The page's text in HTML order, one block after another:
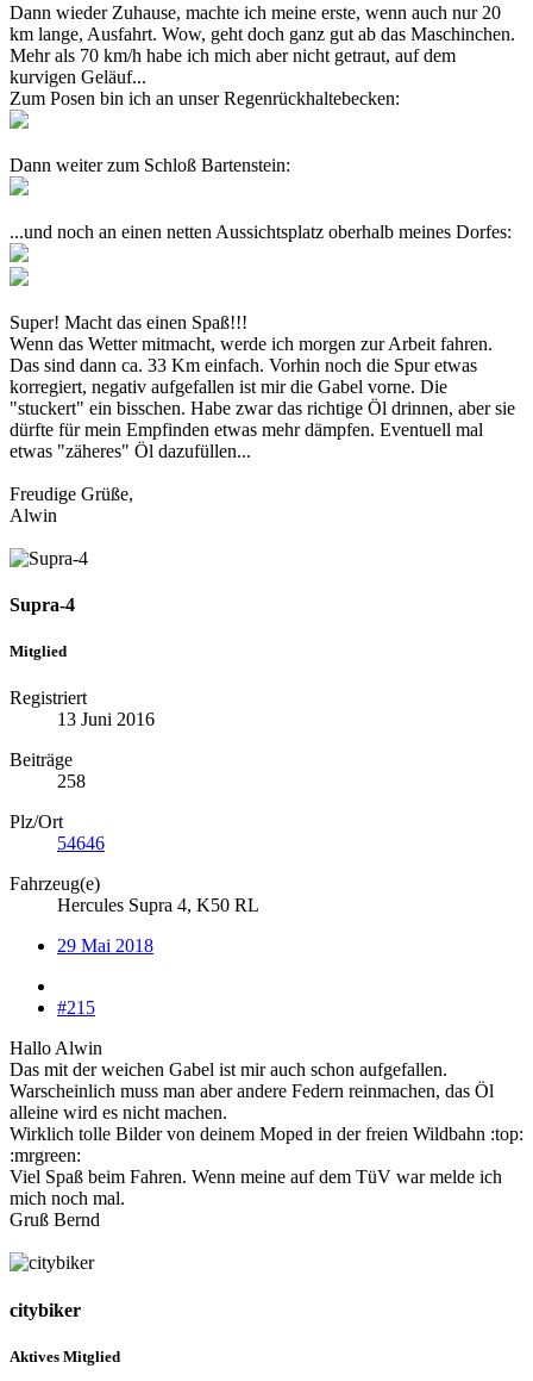
Dann wieder Zuhause, machte ich meine erste, wenn auch nur 20
km lange, Ausfahrt. Wow, geht doch ganz gut ab das Maschinchen.
Mehr als 70 km/h habe ich mich aber nicht getraut, auf dem
kurvigen Geläuf...
Zum Posen bin ich an unser Regenrückhaltebecken:
Dann weiter zum Schloß Bartenstein:
...und noch an einen netten Aussichtsplatz oberhalb meines Dorfes:
Super! Macht das einen Spaß!!!
Wenn das Wetter mitmacht, werde ich morgen zur Arbeit fahren.
Das sind dann ca. 33 Km einfach. Vorhin noch die Spur etwas
korregiert, negativ aufgefallen ist mir die Gabel vorne. Die
"stuckert" ein bisschen. Habe zwar das richtige Öl drinnen, aber sie
dürfte für mein Empfinden etwas mehr dämpfen. Eventuell mal
etwas "zäheres" Öl dazufüllen...
Freudige Grüße,
Alwin
Supra-4
Mitglied
Registriert
13 Juni 2016
Beiträge
258
Plz/Ort
54646
Fahrzeug(e)
Hercules Supra 4, K50 RL
29 Mai 2018
#215
Hallo Alwin
Das mit der weichen Gabel ist mir auch schon aufgefallen.
Warscheinlich muss man aber andere Federn reinmachen, das Öl
alleine wird es nicht machen.
Wirklich tolle Bilder von deinem Moped in der freien Wildbahn :top:
:mrgreen:
Viel Spaß beim Fahren. Wenn meine auf dem TüV war melde ich
mich noch mal.
Gruß Bernd
citybiker
Aktives Mitglied